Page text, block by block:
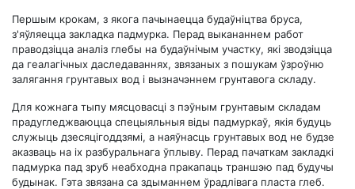
Першым крокам, з якога пачынаецца будаўніцтва бруса,
з'яўляецца закладка падмурка. Перад выкананнем работ
праводзіцца аналіз глебы на будаўнічым участку, які зводзіцца
да геалагічных даследаваннях, звязаных з пошукам ўзроўню
залягання грунтавых вод і вызначэннем грунтавога складу.
Для кожнага тыпу мясцовасці з пэўным грунтавым складам
прадугледжваюцца спецыяльныя віды падмуркаў, якія будуць
служыць дзесяцігоддзямі, а наяўнасць грунтавых вод не будзе
аказваць на іх разбуральнага ўплыву. Перад пачаткам закладкі
падмурка пад зруб неабходна пракапаць траншэю пад будучы
будынак. Гэта звязана са здыманнем ўрадлівага пласта глеб.